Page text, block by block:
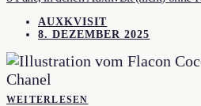
AUXKVISIT
8. DEZEMBER 2025
WEITERLESEN